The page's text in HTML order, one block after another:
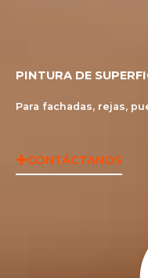
PINTURA DE
Para fachadas, rejas,
CONTÁCTANOS